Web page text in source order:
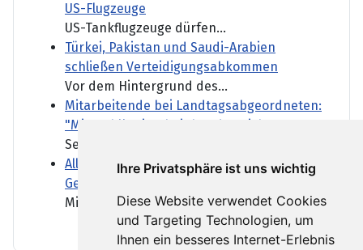
Ihre Privatsphäre ist uns wichtig
Diese Website verwendet Cookies
und Targeting Technologien, um
Ihnen ein besseres Internet-Erlebnis
US-Flugzeuge
US-Tankflugzeuge dürfen...
Türkei, Pakistan und Saudi-Arabien
schließen Verteidigungsabkommen
Vor dem Hintergrund des...
Mitarbeitende bei Landtagsabgeordneten:
"Mit Wahlkreisarbeit hat das nichts zu tun"
Selbstbereicherung und...
Allianz und Münchener Rück fest auf
Gewinnkurs
Mit den beiden...